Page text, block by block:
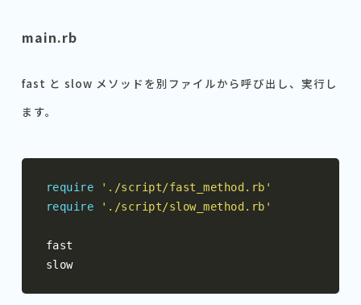
main.rb
fast と slow メソッドを別ファイルから呼び出し、実行し
ます。
require
'./script/fast_method.rb'
require
'./script/slow_method.rb'
fast
slow